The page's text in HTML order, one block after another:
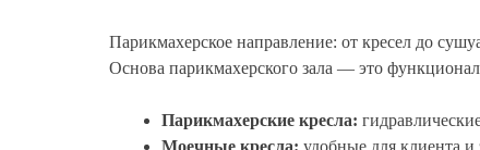
Парикмахерское направление: от кресел до
Основа парикмахерского зала — это
Парикмахерские кресла:
Моечные кресла: удобные для клиента